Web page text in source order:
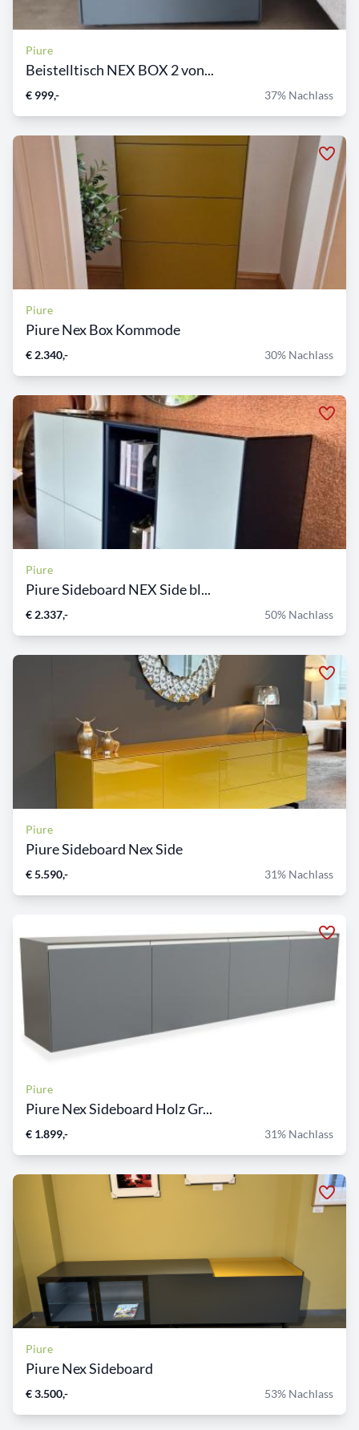
Piure
Beistelltisch NEX BOX 2 von...
€ 999,- 37% Nachlass
Piure
Piure Nex Box Kommode
€ 2.340,- 30% Nachlass
Piure
Piure Sideboard NEX Side bl...
€ 2.337,- 50% Nachlass
Piure
Piure Sideboard Nex Side
€ 5.590,- 31% Nachlass
Piure
Piure Nex Sideboard Holz Gr...
€ 1.899,- 31% Nachlass
Piure
Piure Nex Sideboard
€ 3.500,- 53% Nachlass